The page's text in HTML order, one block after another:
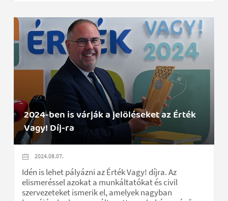
2024-ben is várják a jelöléseket az Érték
Vagy! Díj-ra
2024.08.07.
Idén is lehet pályázni az Érték Vagy! díjra. Az
elismeréssel azokat a munkáltatókat és civil
szervezeteket ismerik el, amelyek nagyban